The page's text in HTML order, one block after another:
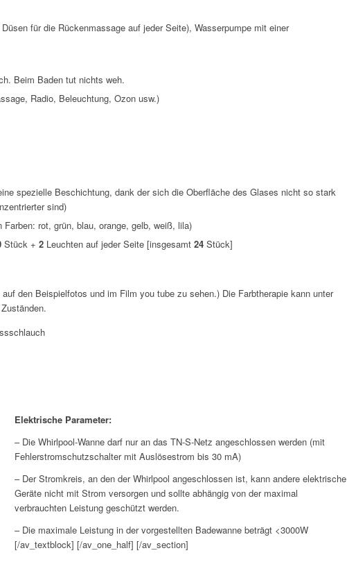
für die Rückenmassage auf jeder Seite), Wasserpumpe mit einer
Beim Baden tut nichts weh.
Radio, Beleuchtung, Ozon usw.)
spezielle Beschichtung, dank der sich die Oberfläche des Glases nicht so stark
sind)
rot, grün, blau, orange, gelb, weiß, lila)
Stück + 2 Leuchten auf jeder Seite [insgesamt 24 Stück]
den Beispielfotos und im Film you tube zu sehen.) Die Farbtherapie kann unter
Elektrische Parameter:
– Die Whirlpool-Wanne darf nur an das TN-S-Netz angeschlossen werden (mit
Fehlerstromschutzschalter mit Auslösestrom bis 30 mA)
– Der Stromkreis, an den der Whirlpool angeschlossen ist, kann andere elektrische
Geräte nicht mit Strom versorgen und sollte abhängig von der maximal
verbrauchten Leistung geschützt werden.
– Die maximale Leistung in der vorgestellten Badewanne beträgt <3000W
[/av_textblock] [/av_one_half] [/av_section]